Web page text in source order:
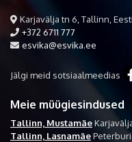
Karjavälja tn 6, Tallinn, Eesti
+372 6711 777
esvika@esvika.ee
Jälgi meid sotsiaalmeedias
Meie müügiesindused
Tallinn, Mustamäe
Tallinn, LasnamäePeterburi